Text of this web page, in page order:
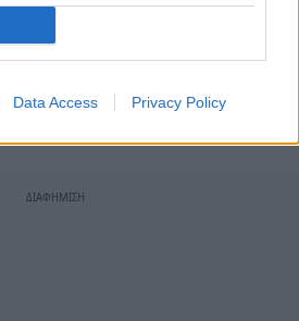
Data Access Privacy Policy
9 ΔΟΥ, ενώ από την άλλη
μόνο από μία εφορία